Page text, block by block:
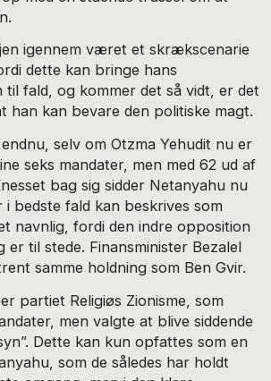
igennem været et skrækscenarie
dette kan bringe hans
til fald, og kommer det så vidt, er det
han kan bevare den politiske magt.
selv om Otzma Yehudit nu er
seks mandater, men med 62 ud af
bag sig sidder Netanyahu nu
i bedste fald kan beskrives som
navnlig, fordi den indre opposition
er til stede. Finansminister Bezalel
samme holdning som Ben Gvir.
partiet Religiøs Zionisme, som
men valgte at blive siddende
Dette kan kun opfattes som en
som de således har holdt